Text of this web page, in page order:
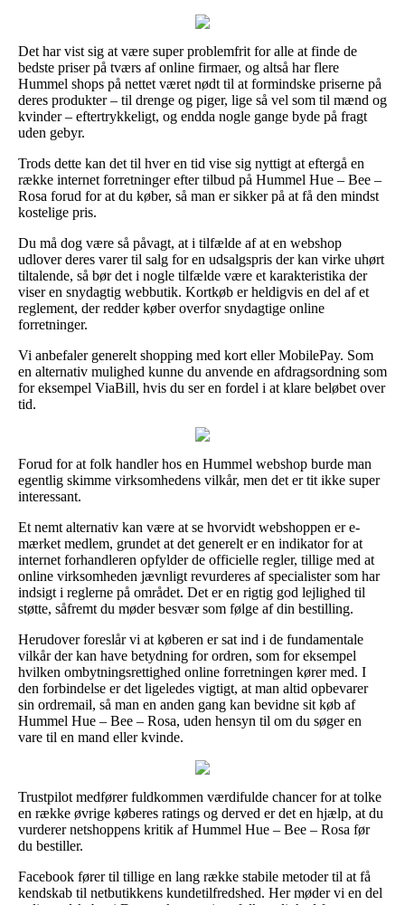
Det har vist sig at være super problemfrit for alle at finde de
bedste priser på tværs af online firmaer, og altså har flere
Hummel shops på nettet været nødt til at formindske priserne på
deres produkter – til drenge og piger, lige så vel som til mænd og
kvinder – eftertrykkeligt, og endda nogle gange byde på fragt
uden gebyr.
Trods dette kan det til hver en tid vise sig nyttigt at eftergå en
række internet forretninger efter tilbud på Hummel Hue – Bee –
Rosa forud for at du køber, så man er sikker på at få den mindst
kostelige pris.
Du må dog være så påvagt, at i tilfælde af at en webshop
udlover deres varer til salg for en udsalgspris der kan virke uhørt
tiltalende, så bør det i nogle tilfælde være et karakteristika der
viser en snydagtig webbutik. Kortkøb er heldigvis en del af et
reglement, der redder køber overfor snydagtige online
forretninger.
Vi anbefaler generelt shopping med kort eller MobilePay. Som
en alternativ mulighed kunne du anvende en afdragsordning som
for eksempel ViaBill, hvis du ser en fordel i at klare beløbet over
tid.
Forud for at folk handler hos en Hummel webshop burde man
egentlig skimme virksomhedens vilkår, men det er tit ikke super
interessant.
Et nemt alternativ kan være at se hvorvidt webshoppen er e-
mærket medlem, grundet at det generelt er en indikator for at
internet forhandleren opfylder de officielle regler, tillige med at
online virksomheden jævnligt revurderes af specialister som har
indsigt i reglerne på området. Det er en rigtig god lejlighed til
støtte, såfremt du møder besvær som følge af din bestilling.
Herudover foreslår vi at køberen er sat ind i de fundamentale
vilkår der kan have betydning for ordren, som for eksempel
hvilken ombytningsrettighed online forretningen kører med. I
den forbindelse er det ligeledes vigtigt, at man altid opbevarer
sin ordremail, så man en anden gang kan bevidne sit køb af
Hummel Hue – Bee – Rosa, uden hensyn til om du søger en
vare til en mand eller kvinde.
Trustpilot medfører fuldkommen værdifulde chancer for at tolke
en række øvrige køberes ratings og derved er det en hjælp, at du
vurderer netshoppens kritik af Hummel Hue – Bee – Rosa før
du bestiller.
Facebook fører til tillige en lang række stabile metoder til at få
kendskab til netbutikkens kundetilfredshed. Her møder vi en del